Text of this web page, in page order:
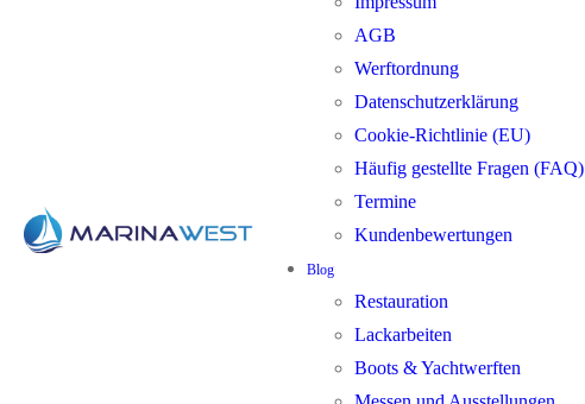
AGB
Werftordnung
Datenschutzerklärung
Cookie-Richtlinie (EU)
Häufig gestellte Fragen (FAQ)
Termine
Kundenbewertungen
Blog
Restauration
Lackarbeiten
Boots & Yachtwerften